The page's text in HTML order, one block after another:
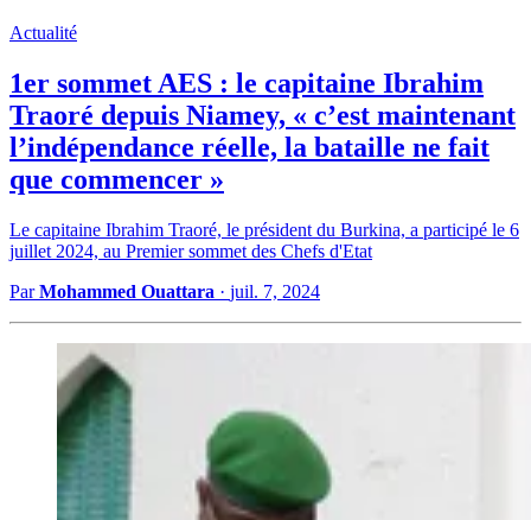
Actualité
1er sommet AES : le capitaine Ibrahim
Traoré depuis Niamey, « c’est maintenant
l’indépendance réelle, la bataille ne fait
que commencer »
Le capitaine Ibrahim Traoré, le président du Burkina, a participé le 6
juillet 2024, au Premier sommet des Chefs d'Etat
ParMohammed Ouattara · juil. 7, 2024